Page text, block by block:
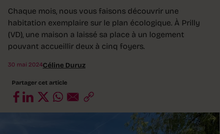
Chaque mois, nous vous faisons découvrir une
habitation exemplaire sur le plan écologique. À Prilly
(VD), une maison a laissé sa place à un logement
pouvant accueillir deux à cinq foyers.
30 mai 2024Céline Duruz
Partager cet article